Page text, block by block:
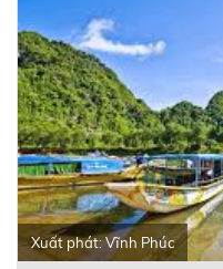
Xuất phát: Vĩnh Phúc